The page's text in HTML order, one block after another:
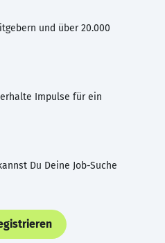
und über 20.000
Impulse für ein
Du Deine Job-Suche